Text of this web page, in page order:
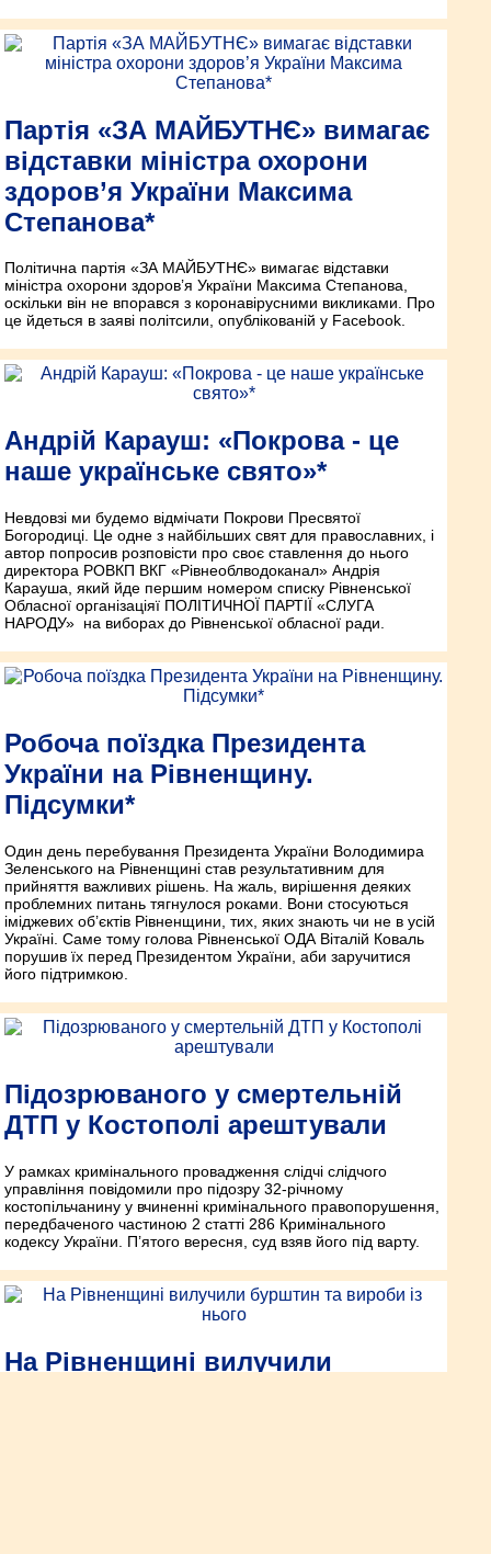
Партія «ЗА МАЙБУТНЄ» вимагає
відставки міністра охорони
здоров’я України Максима
Степанова*
Політична партія «ЗА МАЙБУТНЄ» вимагає відставки
міністра охорони здоров’я України Максима Степанова,
оскільки він не впорався з коронавірусними викликами. Про
це йдеться в заяві політсили, опублікованій у Facebook.
Андрій Карауш: «Покрова - це
наше українське свято»*
Невдовзі ми будемо відмічати Покрови Пресвятої
Богородиці. Це одне з найбільших свят для православних, і
автор попросив розповісти про своє ставлення до нього
директора РОВКП ВКГ «Рівнеоблводоканал» Андрія
Карауша, який йде першим номером списку Рівненської
Обласної організаціяї ПОЛІТИЧНОЇ ПАРТІЇ «СЛУГА
НАРОДУ» на виборах до Рівненської обласної ради.
Робоча поїздка Президента
України на Рівненщину.
Підсумки*
Один день перебування Президента України Володимира
Зеленського на Рівненщині став результативним для
прийняття важливих рішень. На жаль, вирішення деяких
проблемних питань тягнулося роками. Вони стосуються
іміджевих об’єктів Рівненщини, тих, яких знають чи не в усій
Україні. Саме тому голова Рівненської ОДА Віталій Коваль
порушив їх перед Президентом України, аби заручитися
його підтримкою.
Підозрюваного у смертельній
ДТП у Костополі арештували
У рамках кримінального провадження слідчі слідчого
управління повідомили про підозру 32-річному
костопільчанину у вчиненні кримінального правопорушення,
передбаченого частиною 2 статті 286 Кримінального
кодексу України. П’ятого вересня, суд взяв його під варту.
На Рівненщині вилучили